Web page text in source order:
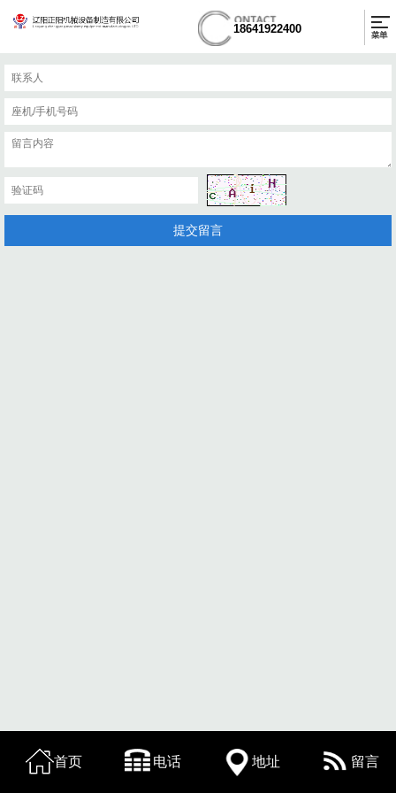
18641922400
首页 电话 地址 留言